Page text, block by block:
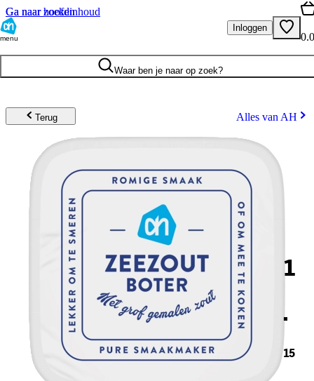
Ga naar hoofdinhoud
Ga naar zoeken
menu
Inloggen
Waar ben je naar op zoek?
Terug Alles van AH
1
.
15